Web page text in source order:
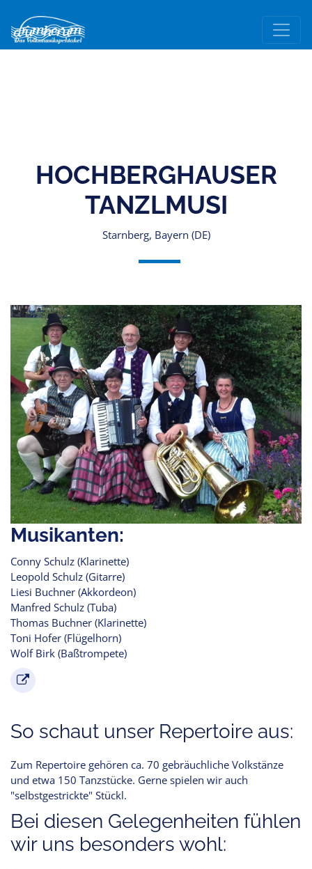
HOCHBERGHAUSER
TANZLMUSI
Starnberg, Bayern (DE)
Musikanten:
Conny Schulz (Klarinette)
Leopold Schulz (Gitarre)
Liesi Buchner (Akkordeon)
Manfred Schulz (Tuba)
Thomas Buchner (Klarinette)
Toni Hofer (Flügelhorn)
Wolf Birk (Baßtrompete)
So schaut unser Repertoire aus:
Zum Repertoire gehören ca. 70 gebräuchliche Volkstänze
und etwa 150 Tanzstücke. Gerne spielen wir auch
"selbstgestrickte" Stückl.
Bei diesen Gelegenheiten fühlen
wir uns besonders wohl: